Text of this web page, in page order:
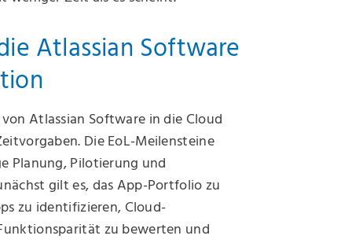
Atlassian Software
Atlassian Software in die Cloud
Die EoL-Meilensteine
Planung, Pilotierung und
gilt es, das App-Portfolio zu
zu identifizieren, Cloud-
zu bewerten und